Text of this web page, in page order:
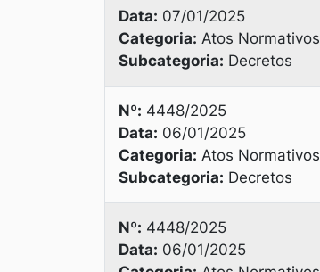
Data: 07/01/2025
Categoria: Atos Normativos
Subcategoria: Decretos
Nº: 4448/2025
Data: 06/01/2025
Categoria: Atos Normativos
Subcategoria: Decretos
Nº: 4448/2025
Data: 06/01/2025